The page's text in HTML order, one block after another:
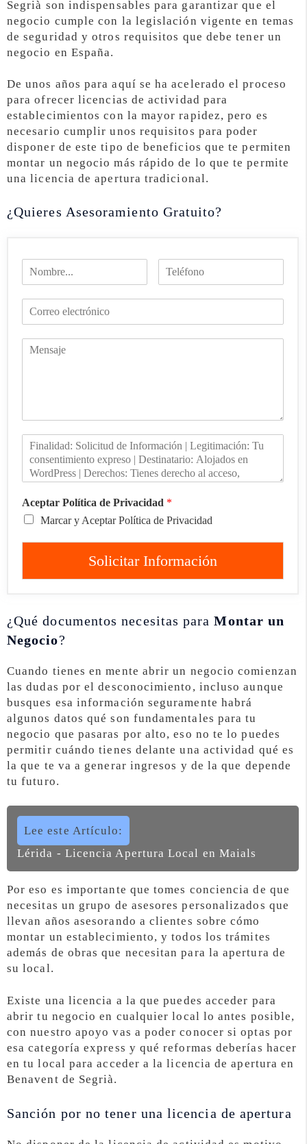
Segrià son indispensables para garantizar que el
negocio cumple con la legislación vigente en temas
de seguridad y otros requisitos que debe tener un
negocio en España.
De unos años para aquí se ha acelerado el proceso
para ofrecer licencias de actividad para
establecimientos con la mayor rapidez, pero es
necesario cumplir unos requisitos para poder
disponer de este tipo de beneficios que te permiten
montar un negocio más rápido de lo que te permite
una licencia de apertura tradicional.
¿Quieres Asesoramiento Gratuito?
Aceptar Política de Privacidad *
Marcar y Aceptar Política de Privacidad
Solicitar Información
¿Qué documentos necesitas paraMontar un
Negocio?
Cuando tienes en mente abrir un negocio comienzan
las dudas por el desconocimiento, incluso aunque
busques esa información seguramente habrá
algunos datos qué son fundamentales para tu
negocio que pasaras por alto, eso no te lo puedes
permitir cuándo tienes delante una actividad qué es
la que te va a generar ingresos y de la que depende
tu futuro.
Lee este Artículo:
Lérida - Licencia Apertura Local en Maials
Por eso es importante que tomes conciencia de que
necesitas un grupo de asesores personalizados que
llevan años asesorando a clientes sobre cómo
montar un establecimiento, y todos los trámites
además de obras que necesitan para la apertura de
su local.
Existe una licencia a la que puedes acceder para
abrir tu negocio en cualquier local lo antes posible,
con nuestro apoyo vas a poder conocer si optas por
esa categoría express y qué reformas deberías hacer
en tu local para acceder a la licencia de apertura en
Benavent de Segrià.
Sanción por no tener una licencia de apertura